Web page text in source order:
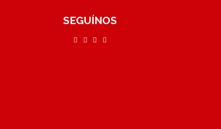
SEGUÍNOS